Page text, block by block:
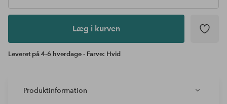
Læg i kurven
Leveret på 4-6 hverdage - Farve: Hvid
Produktinformation